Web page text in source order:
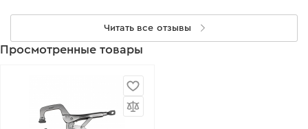
Читать все отзывы
Просмотренные товары